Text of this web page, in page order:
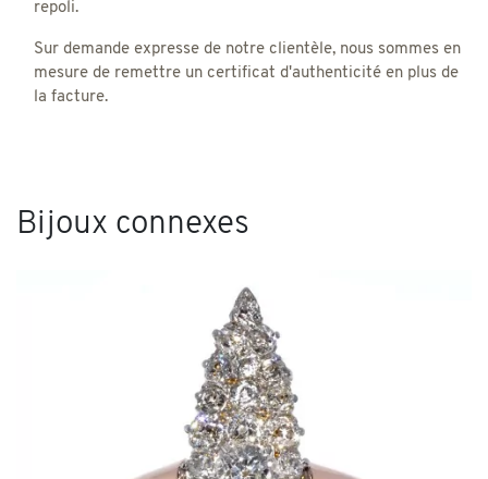
repoli.
Sur demande expresse de notre clientèle, nous sommes en
mesure de remettre un certificat d'authenticité en plus de
la facture.
Bijoux connexes